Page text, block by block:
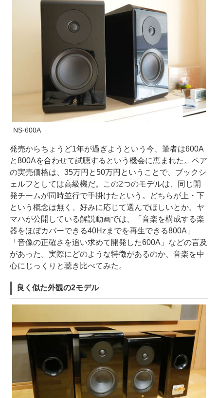
NS-600A
発売からちょうど1年が過ぎようという今、筆者は600A
と800Aを合わせて試聴するという機会に恵まれた。ペア
の実売価格は、35万円と50万円ということで、ブックシ
ェルフとしては高級機だ。この2つのモデルは、同じ開
発チームが同時並行で手掛けたという。どちらが上・下
という概念は無く、好みに応じて選んでほしいとか。ヤ
マハが公開している解説動画では、「音楽を構成する楽
器をほぼカバーできる40Hzまでを再生できる800A」
「音像の正確さを追い求めて開発した600A」などの言及
があった。実際にどのような特徴があるのか、音楽を中
心にじっくりと聴き比べてみた。
良く似た外観の2モデル